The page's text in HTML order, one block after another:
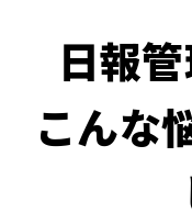
日報管
こんな